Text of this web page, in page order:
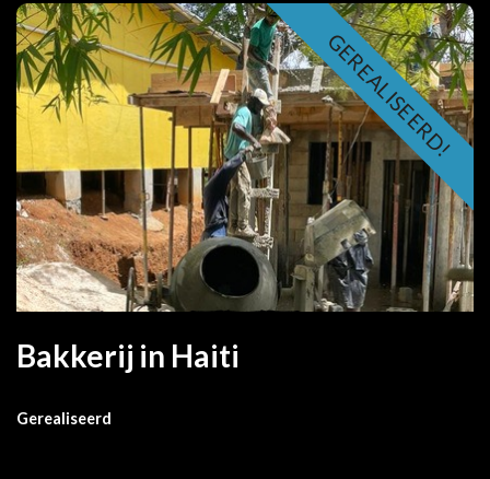
GEREALISEERD!
Bakkerij in Haiti
Gerealiseerd